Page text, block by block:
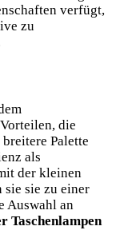
verfügt,
zu
die
Palette
als
der kleinen
sie sie⁤ zu einer
Auswahl an
Taschenlampen